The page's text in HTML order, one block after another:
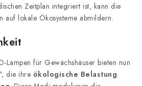
Zeitplan integriert ist, kann die
auf lokale Ökosysteme abmildern.
Lampen für Gewächshäuser bieten nun
die ihre ökologische Belastung